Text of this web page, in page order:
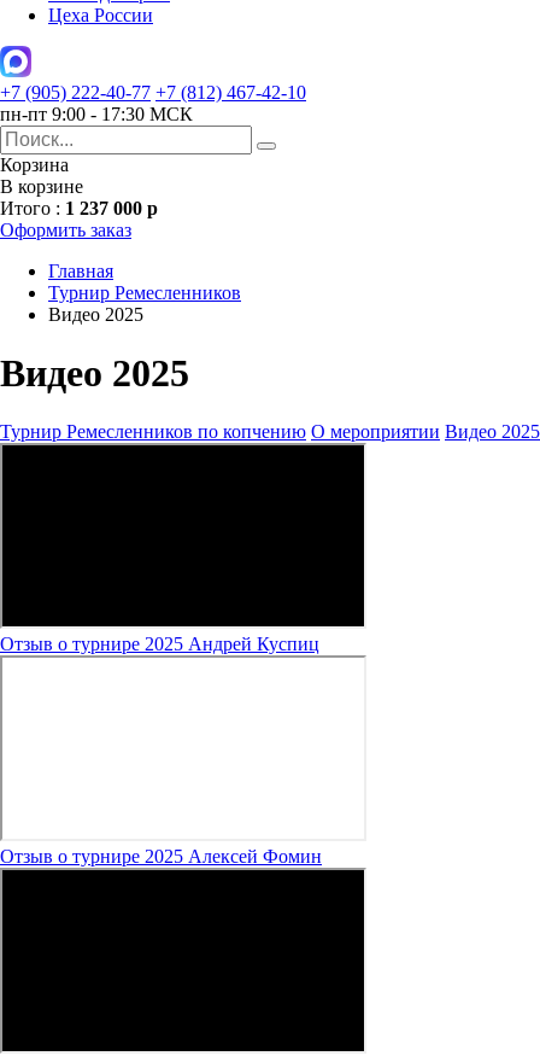
Цеха России
+7 (905) 222-40-77 +7 (812) 467-42-10
пн-пт 9:00 - 17:30 МСК
Корзина
В корзине
Итого : 1 237 000 р
Оформить заказ
Главная
Турнир Ремесленников
Видео 2025
Видео 2025
Турнир Ремесленников по копчению О мероприятии Видео 2025
Отзыв о турнире 2025 Андрей Куспиц
Отзыв о турнире 2025 Алексей Фомин